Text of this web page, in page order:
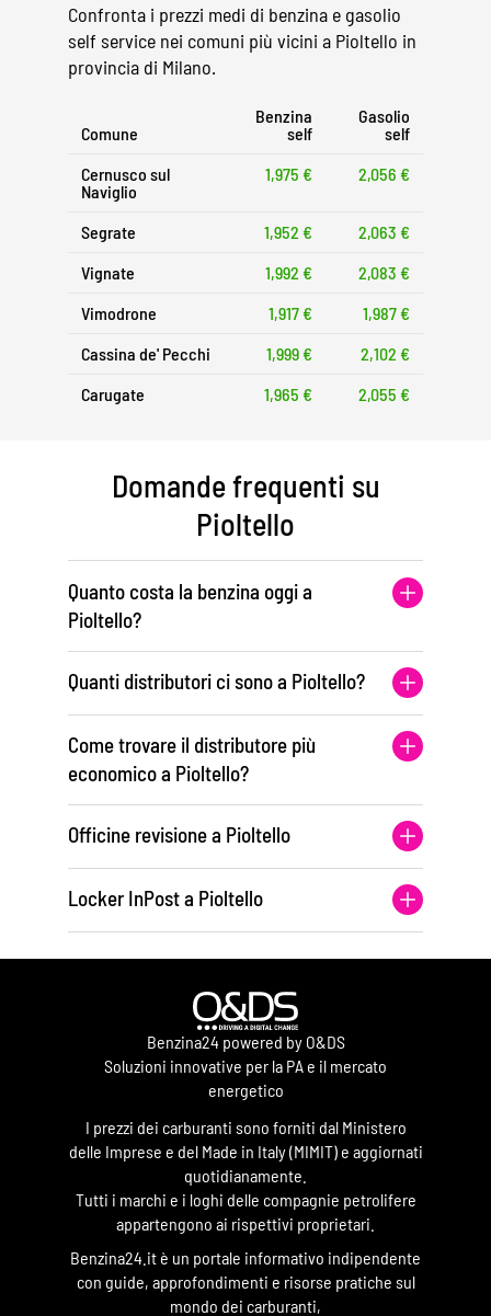
Confronta i prezzi medi di benzina e gasolio
self service nei comuni più vicini a Pioltello in
provincia di Milano.
Comune
Benzina
self
Gasolio
self
Cernusco sul
Naviglio
1,975 € 2,056 €
Segrate 1,952 €
2,063 €
Vignate
1,992 €
2,083 €
Vimodrone
1,917 €
1,987 €
Cassina de' Pecchi
1,999 €
2,102 €
Carugate
1,965 € 2,055 €
Domande frequenti su
Pioltello
Quanto costa la benzina oggi a
Pioltello?
Quanti distributori ci sono a Pioltello?
Come trovare il distributore più
economico a Pioltello?
Officine revisione a Pioltello
Locker InPost a Pioltello
Benzina24 powered by O&DS
Soluzioni innovative per la PA e il mercato
energetico
I prezzi dei carburanti sono forniti dal Ministero
delle Imprese e del Made in Italy (MIMIT) e aggiornati
quotidianamente.
Tutti i marchi e i loghi delle compagnie petrolifere
appartengono ai rispettivi proprietari.
Benzina24.it è un portale informativo indipendente
con guide, approfondimenti e risorse pratiche sul
mondo dei carburanti,